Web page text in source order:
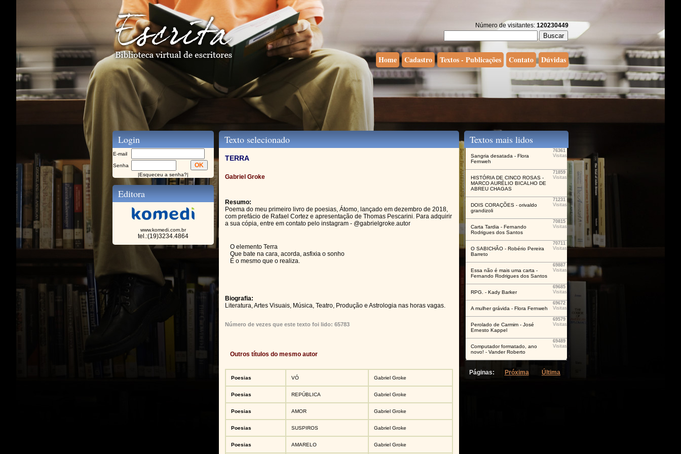
Número de visitantes: 120230449
Home Cadastro Textos - Publicações Contato Dúvidas
Login
E-mail
Senha
|Esqueceu a senha?|
Editora
www.komedi.com.br
tel.:(19)3234.4864
Texto selecionado
TERRA
Gabriel Groke
Resumo:
Poema do meu primeiro livro de poesias, Átomo, lançado em dezembro de 2018,
com prefácio de Rafael Cortez e apresentação de Thomas Pescarini. Para adquirir
a sua cópia, entre em contato pelo instagram - @gabrielgroke.autor
O elemento Terra
Que bate na cara, acorda, asfixia o sonho
É o mesmo que o realiza.
Biografia:
Literatura, Artes Visuais, Música, Teatro, Produção e Astrologia nas horas vagas.
Número de vezes que este texto foi lido: 65783
Outros títulos do mesmo autor
Poesias VÓ Gabriel Groke
Poesias REPÚBLICA Gabriel Groke
Poesias AMOR Gabriel Groke
Poesias SUSPIROS Gabriel Groke
Poesias AMARELO Gabriel Groke
Textos mais lidos
Sangria desatada - Flora
Fernweh
76361
Visitas
HISTÓRIA DE CINCO ROSAS -
MARCO AURÉLIO BICALHO DE
ABREU CHAGAS
71859
Visitas
DOIS CORAÇÕES - orivaldo
grandizoli
71231
Visitas
Carta Tardia - Fernando
Rodrigues dos Santos
70815
Visitas
O SABICHÃO - Robério Pereira
Barreto
70711
Visitas
Essa não é mais uma carta -
Fernando Rodrigues dos Santos
69887
Visitas
RPG. - Kady Barker
69685
Visitas
A mulher grávida - Flora Fernweh
69672
Visitas
Perolado de Carmim - José
Ernesto Kappel
69579
Visitas
Computador formatado, ano
novo! - Vander Roberto
69489
Visitas
Páginas: Próxima Última